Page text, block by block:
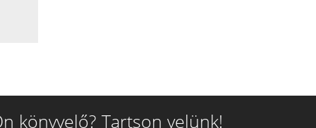
könyvelő? Tartson velünk!